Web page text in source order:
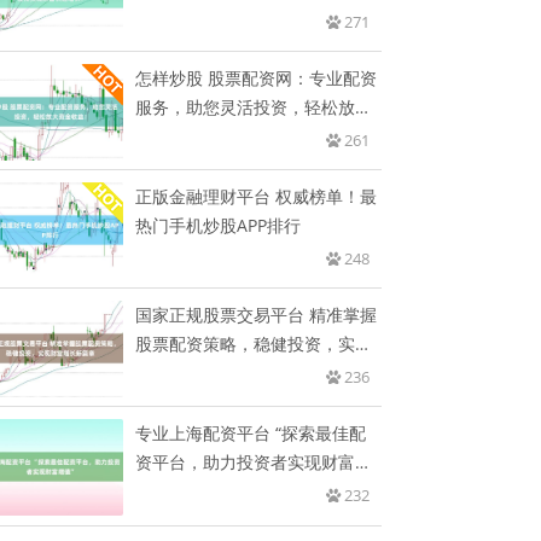
271
怎样炒股 股票配资网：专业配资
服务，助您灵活投资，轻松放大
261
正版金融理财平台 权威榜单！最
热门手机炒股APP排行
248
国家正规股票交易平台 精准掌握
股票配资策略，稳健投资，实现
236
专业上海配资平台 “探索最佳配
资平台，助力投资者实现财富增
232